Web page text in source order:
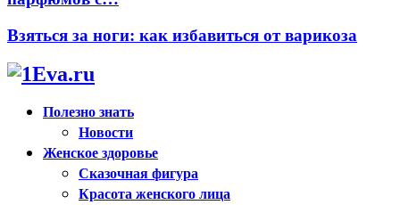
Взяться за ноги: как избавиться от варикоза
Полезно знать
Новости
Женское здоровье
Сказочная фигура
Красота женского лица